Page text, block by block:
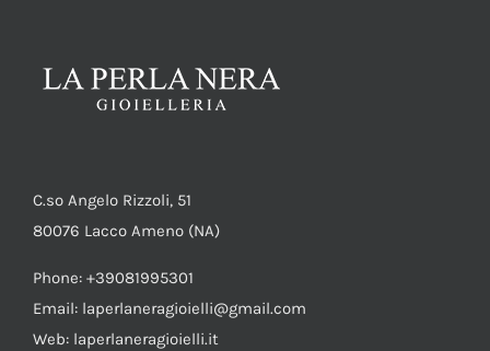
C.so Angelo Rizzoli, 51
80076 Lacco Ameno (NA)
Phone: +39081995301
Email: laperlaneragioielli@gmail.com
Web: laperlaneragioielli.it